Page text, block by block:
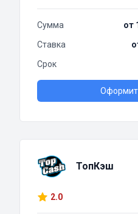
Сумма
от
Ставка
Срок
ТопКэш
2.0